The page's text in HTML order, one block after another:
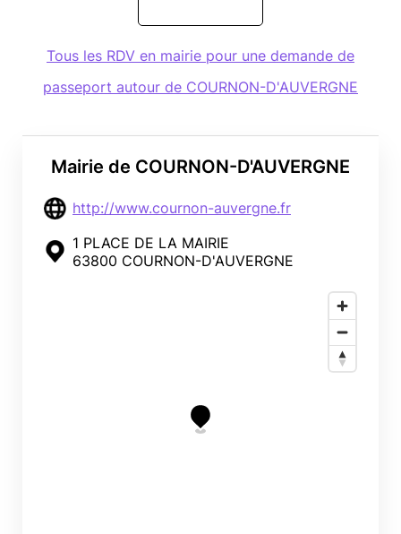
Mairie de COURNON-D'AUVERGNE
http://www.cournon-auvergne.fr
1 PLACE DE LA MAIRIE
63800 COURNON-D'AUVERGNE
Tous les RDV en mairie pour une demande de
passeport autour de COURNON-D'AUVERGNE